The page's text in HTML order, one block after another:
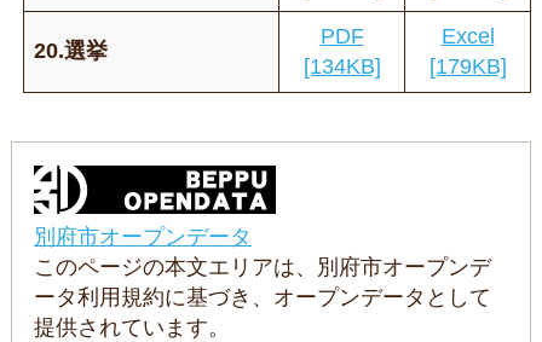
20.選挙
PDF
[134KB]
Excel
[179KB]
別府市オープンデータ
このページの本文エリアは、別府市オープンデ
ータ利用規約に基づき、オープンデータとして
提供されています。